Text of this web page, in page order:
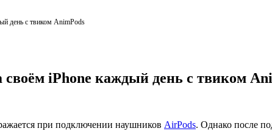
день с твиком AnimPods
iPhone каждый день с твиком
при подключении наушников AirPods. Однако после